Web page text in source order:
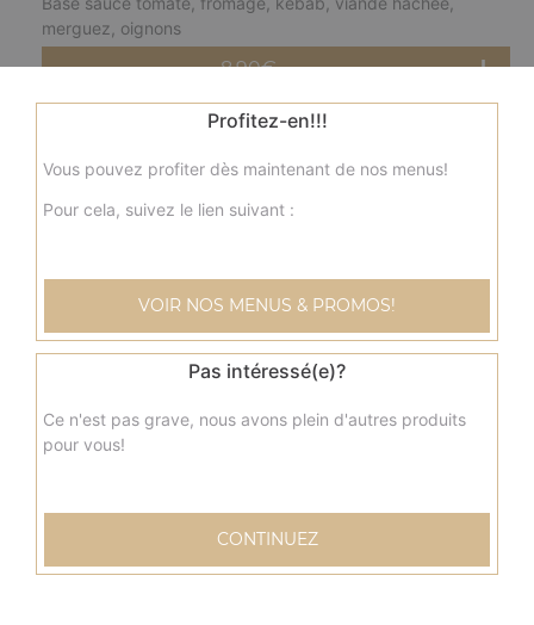
merguez, oignons
8.90€
Base crème fraîche, fromage, blanc de poulet, pommes
de terre, champignons, olives
nordique solo
Base crème fraîche, fromage, saumon, olives
8.90€
Profitez-en!!!
Vous pouvez profiter dès maintenant de nos menus!
Pour cela, suivez le lien suivant :
VOIR NOS MENUS & PROMOS!
Pas intéressé(e)?
Ce n'est pas grave, nous avons plein d'autres produits
pour vous!
CONTINUEZ